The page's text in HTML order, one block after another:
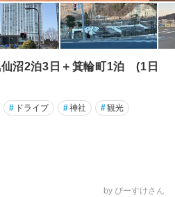
沼2泊3日＋箕輪町1泊 (1日
# ドライブ #神社 #観光
by ぴーすけさん